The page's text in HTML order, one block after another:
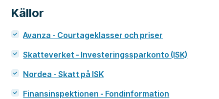
Källor
Avanza - Courtageklasser och priser
Skatteverket - Investeringssparkonto (ISK)
Nordea - Skatt på ISK
Finansinspektionen - Fondinformation